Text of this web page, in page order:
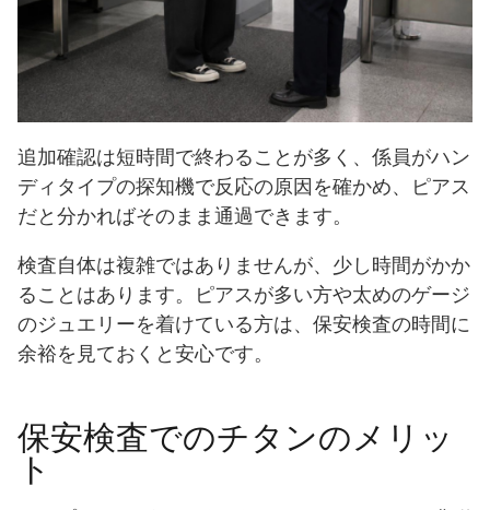
追加確認は短時間で終わることが多く、係員がハン
ディタイプの探知機で反応の原因を確かめ、ピアス
だと分かればそのまま通過できます。
検査自体は複雑ではありませんが、少し時間がかか
ることはあります。ピアスが多い方や太めのゲージ
のジュエリーを着けている方は、保安検査の時間に
余裕を見ておくと安心です。
保安検査でのチタンのメリッ
ト